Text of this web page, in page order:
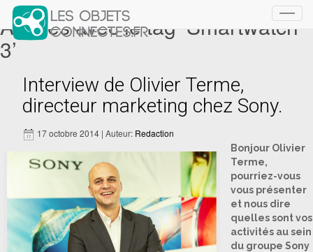
Articles avec le tag ‘Smartwatch
3’
Interview de Olivier Terme,
directeur marketing chez Sony.
17 octobre 2014 | Auteur: Redaction
Bonjour Olivier
Terme,
pourriez-vous
vous présenter
et nous dire
quelles sont vos
activités au sein
du groupe Sony